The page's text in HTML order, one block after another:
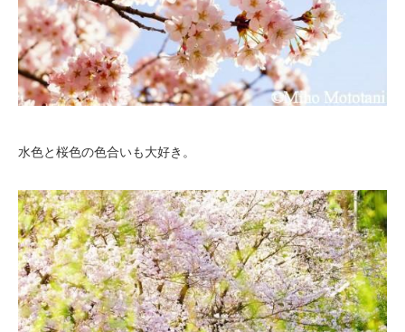
水色と桜色の色合いも大好き。